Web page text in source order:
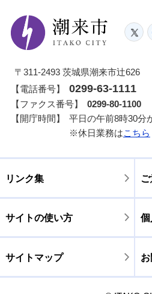
潮来
〒311-2493 茨城県潮来市辻626
【電話番号】
0299-63-1111
【ファクス番号】
0299-80-1100
【開庁時間】
平日の午前8時30分
※休日業務はこちら
リンク集
サイトの使い方
サイトマップ